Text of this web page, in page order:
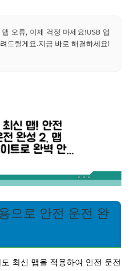
맵 오류, 이제 걱정 마세요!USB 업
드릴게요.지금 바로 해결하세요!
으로 안전 운전 완
최신 맵을 적용하여 안전 운전